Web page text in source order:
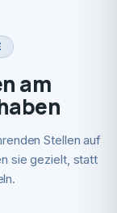
am
Stellen auf
sie gezielt, statt